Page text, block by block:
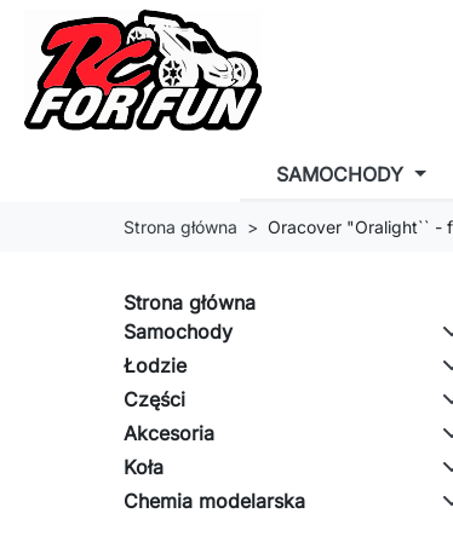
SAMOCHODY
Strona główna Oracover "Oralight`` -
Strona główna
Samochody
Łodzie
Części
Akcesoria
Koła
Chemia modelarska